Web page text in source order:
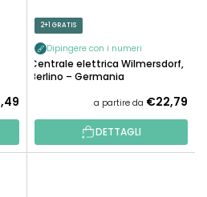
2+1 GRATIS
Dipingere con i numeri
Centrale elettrica Wilmersdorf,
Berlino – Germania
a partire da €22,79
DETTAGLI